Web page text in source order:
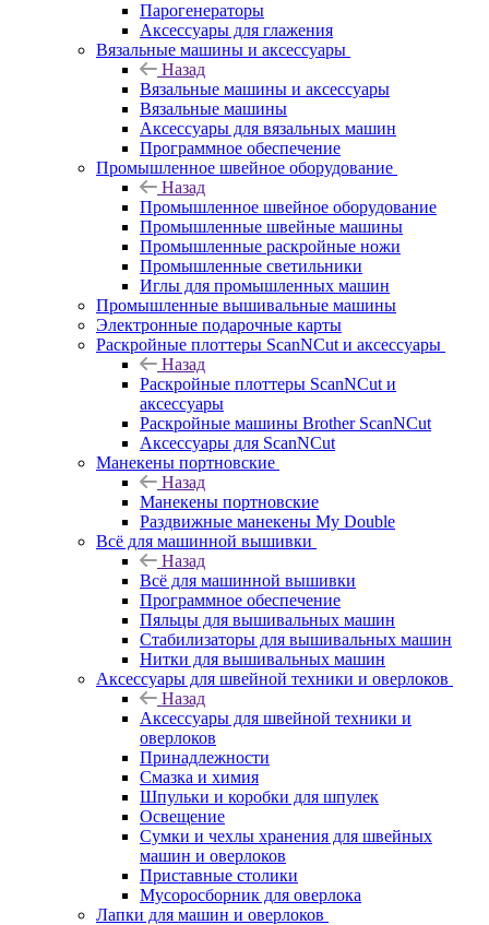
Парогенераторы
Аксессуары для глажения
Вязальные машины и аксессуары
Назад
Вязальные машины и аксессуары
Вязальные машины
Аксессуары для вязальных машин
Программное обеспечение
Промышленное швейное оборудование
Назад
Промышленное швейное оборудование
Промышленные швейные машины
Промышленные раскройные ножи
Промышленные светильники
Иглы для промышленных машин
Промышленные вышивальные машины
Электронные подарочные карты
Раскройные плоттеры ScanNCut и аксессуары
Назад
Раскройные плоттеры ScanNCut и
аксессуары
Раскройные машины Brother ScanNCut
Аксессуары для ScanNCut
Манекены портновские
Назад
Манекены портновские
Раздвижные манекены My Double
Всё для машинной вышивки
Назад
Всё для машинной вышивки
Программное обеспечение
Пяльцы для вышивальных машин
Стабилизаторы для вышивальных машин
Нитки для вышивальных машин
Аксессуары для швейной техники и оверлоков
Назад
Аксессуары для швейной техники и
оверлоков
Принадлежности
Смазка и химия
Шпульки и коробки для шпулек
Освещение
Сумки и чехлы хранения для швейных
машин и оверлоков
Приставные столики
Мусоросборник для оверлока
Лапки для машин и оверлоков